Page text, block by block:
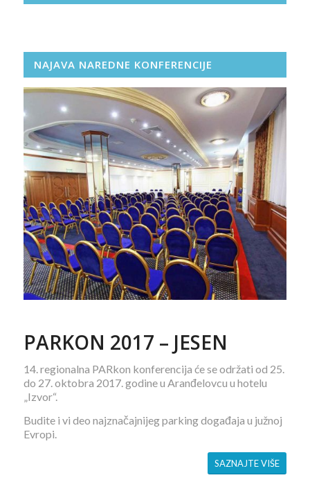
NAJAVA NAREDNE KONFERENCIJE
PARKON 2017 – JESEN
14. regionalna PARkon konferencija će se održati od 25.
do 27. oktobra 2017. godine u Aranđelovcu u hotelu
„Izvor“.
Budite i vi deo najznačajnijeg parking događaja u južnoj
Evropi.
SAZNAJTE VIŠE